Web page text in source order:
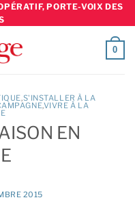
PORTE-VOIX DES
0
,S'INSTALLER À LA
,VIVRE À LA
EN
2015